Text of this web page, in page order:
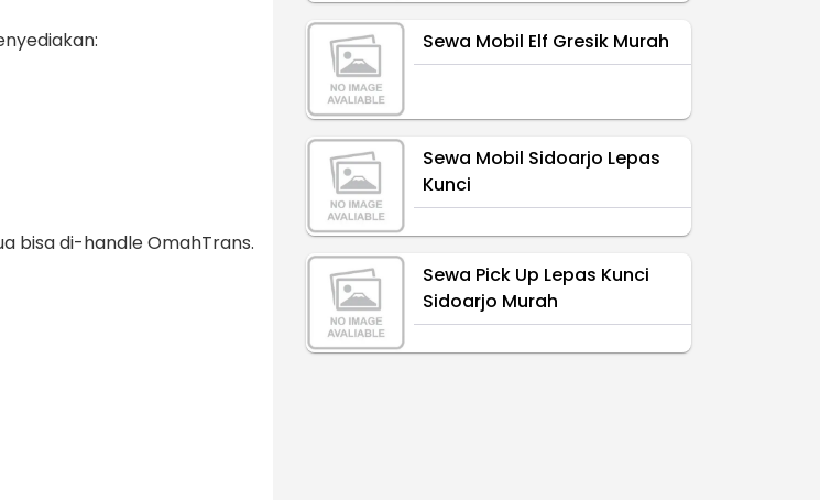
bisa di-handle OmahTrans.
Sewa Mobil Elf Gresik Murah
Sewa Mobil Sidoarjo Lepas
Kunci
Sewa Pick Up Lepas Kunci
Sidoarjo Murah